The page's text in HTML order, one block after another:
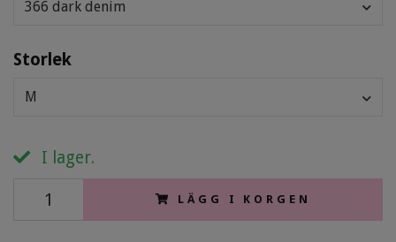
366 dark denim
Storlek
M
I lager.
LÄGG I KORGEN